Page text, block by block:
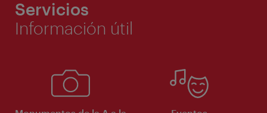
Servicios
Información útil